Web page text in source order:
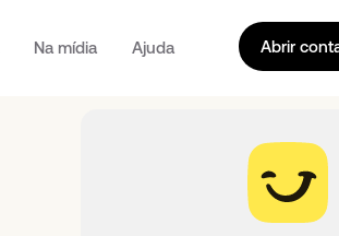
Na mídia Ajuda Abrir